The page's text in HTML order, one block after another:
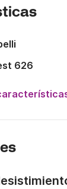
626
130CV